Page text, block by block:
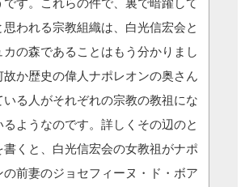
思われる宗教組織は、白光信宏会と
カの森であることはもう分かりまし
故か歴史の偉人ナポレオンの奥さん
いる人がそれぞれの宗教の教祖にな
るようなのです。詳しくその辺のと
書くと、白光信宏会の女教祖がナポ
の前妻のジョセフィーヌ・ド・ボア